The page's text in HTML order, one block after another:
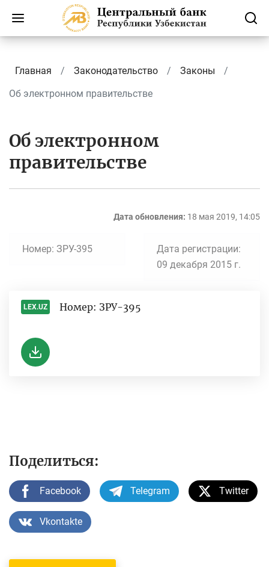
Главная Законодательство
Законы
Об электронном правительстве
Об электронном
правительстве
Дата обновления: 18 мая 2019, 14:05
Номер: ЗРУ-395
Дата регистрации:
09 декабря 2015 г.
LEX.UZ Номер: ЗРУ-395
Поделиться:
Facebook Telegram Twitter
Vkontakte